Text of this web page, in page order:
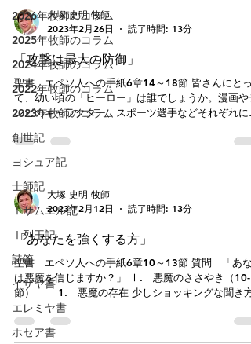
2026年牧師のコラム
2025年牧師のコラム
2024年牧師のコラム
2022年牧師のコラム
2023年牧師のコラム
創世記
ヨシュア記
士師記
Ⅰサムエル記
Ⅰ列王記
詩篇
イザヤ書
エレミヤ書
ホセア書
ことをしなければ、それは大きな忘れ物です。神な
して過ごしているので真の満足をもたらすことはで
ません。たとえ成功したとしてもそれは一時的です
せいぜい自分がよくやった、運がよかった、あの人
おかげと地上的なものへの評価、関心だけで終わっ
しまいます。まさに見かけではうまくやれていても
表面上は困ることがないとしても、神とのつながり
切れているので、いつも自分の力や状態、他者との
は、地上のコネではなく「わたし」を用いなさいと
じておられます。そしてご自身の名によって祈られ
ことを待っておられます。それは、主イエスの名前
「権威がある」からです。それなのに「今ま
大塚 史明 牧師
2023年2月26日
読了時間: 13分
「攻撃は最大の防御」
​聖書 エペソ人への手紙6章14～18節 皆さんにとっ
て、幼い頃の「ヒーロー」は誰でしょうか。漫画や
レビのキャラクター、スポーツ選手などそれぞれに
ヒーローは「タイガーマスク」（プロレスラー）で
た。おそらく、4歳上の兄に対抗したくて、強くなり
パジャマのズボンの上から短パンを履いて外見をま
し、おやつにおまけで付いてくるプロレスラーのマ
クをかぶり、部屋一面に布団をしいてリングにし、
をビニールひもで囲んでロープにして遊びました。
には負け続けましたが、抱き枕を相手にすれば圧勝
た気分でいました。今朝は聖書に出てくるヒーロー
アメリカでは「バイブルマン」というアニメがある
うです。これはクリスチャン生活とは戦いなのだと
どもに教えるのに、良い方法だとも思います。 先週
（6:10-13）、クリスチャンの戦いについて学びまし
た。悪魔が策略を駆使し、巧妙に仕掛けてきます。
大塚 史明 牧師
2023年2月12日
読了時間: 13分
「あなたを強くする方」
聖書 エペソ人への手紙6章10～13節 質問 「あな
は悪魔を信じますか？」 Ⅰ. 悪魔のささやき（10-
節） 1. 悪魔の存在 少しショッキングな聞き方
もしれませんが、今朝は悪魔に関する教えから始ま
ています。パウロがエペソの教会の人たちに「終わ
に言います」と言ってから「悪魔の策略・・・もろ